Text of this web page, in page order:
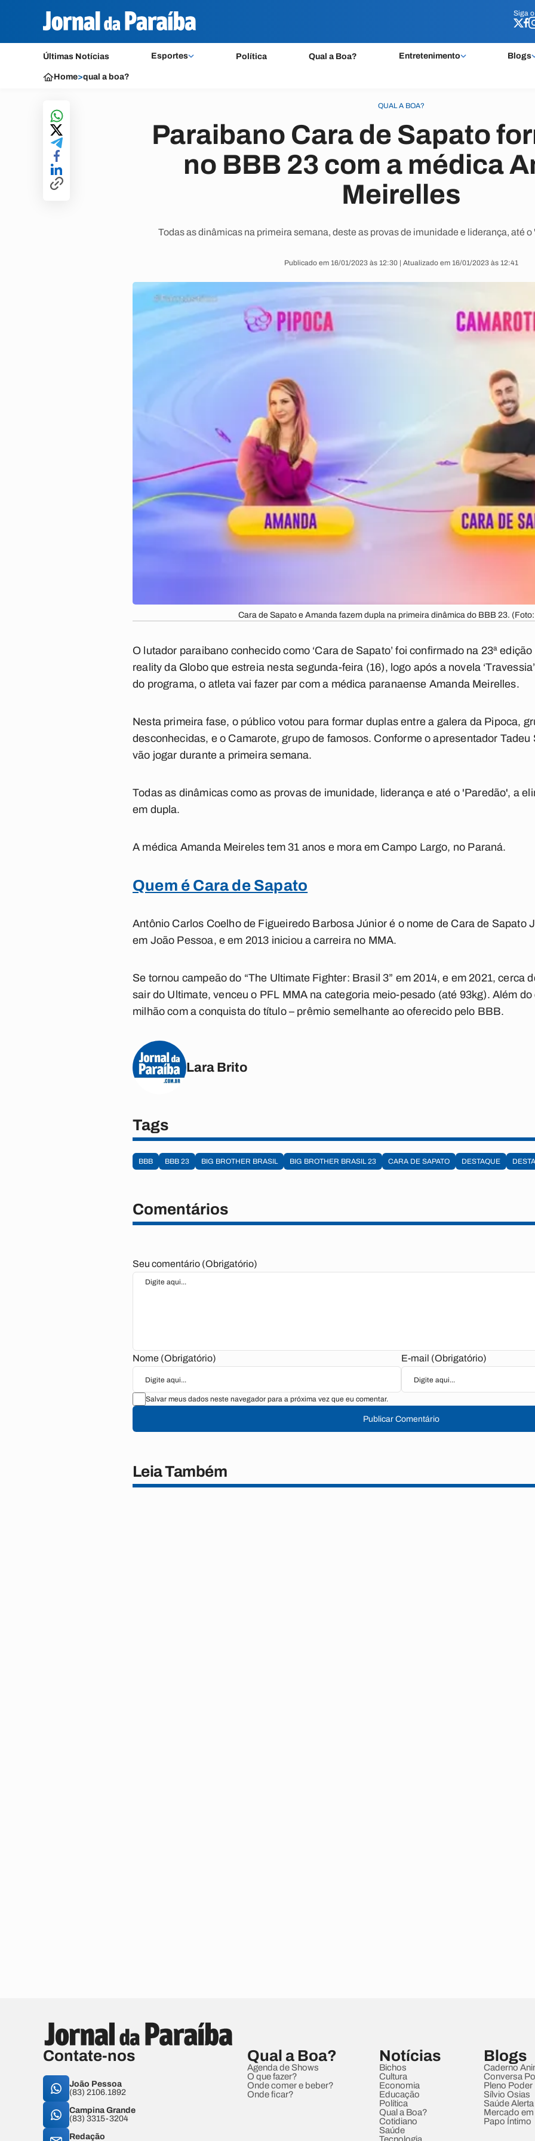
Siga o
Últimas Notícias Esportes Política Qual a Boa? Entretenimento Blogs
Siga o
Home>qual a boa?
QUAL A BOA?
Paraibano Cara de Sapato
no BBB 23 com a médica
Meirelles
Todas as dinâmicas na primeira semana, deste as provas de imunidade e liderança, até o
Publicado em 16/01/2023 às 12:30 | Atualizado em 16/01/2023 às 12:41
Cara de Sapato e Amanda fazem dupla na primeira dinâmica do BBB 23.
O lutador paraibano conhecido como ‘Cara de Sapato’ foi confirmado na 23ª
reality da Globo que estreia nesta segunda-feira (16), logo após a novela
do programa, o atleta vai fazer par com a médica paranaense Amanda Meirelles.
Nesta primeira fase, o público votou para formar duplas entre a galera da Pipoca,
desconhecidas, e o Camarote, grupo de famosos. Conforme o apresentador Tadeu
vão jogar durante a primeira semana.
Todas as dinâmicas como as provas de imunidade, liderança e até o 'Paredão', a
em dupla.
A médica Amanda Meireles tem 31 anos e mora em Campo Largo, no Paraná.
Quem é Cara de Sapato
Antônio Carlos Coelho de Figueiredo Barbosa Júnior é o nome de Cara de Sapato
em João Pessoa, e em 2013 iniciou a carreira no MMA.
Se tornou campeão do “The Ultimate Fighter: Brasil 3” em 2014, e em 2021, cerca
sair do Ultimate, venceu o PFL MMA na categoria meio-pesado (até 93kg). Além
milhão com a conquista do título – prêmio semelhante ao oferecido pelo BBB.
Lara Brito
Tags
BBB BBB 23 BIG BROTHER BRASIL BIG BROTHER BRASIL 23 CARA DE SAPATO DESTAQUE
Comentários
Seu comentário (Obrigatório)
Nome (Obrigatório) E-mail (Obrigatório)
Salvar meus dados neste navegador para a próxima vez que eu comentar.
Publicar Comentário
Leia Também
Contate-nos
João Pessoa
(83) 2106.1892
Campina Grande
(83) 3315-3204
Redação
Qual a Boa?
Agenda de Shows
O que fazer?
Onde comer e beber?
Onde ficar?
Notícias
Bichos
Cultura
Economia
Educação
Política
Qual a Boa?
Cotidiano
Saúde
Blogs
Caderno
Conversa
Pleno Poder
Sílvio Osias
Saúde Alerta
Mercado
Papo Íntimo